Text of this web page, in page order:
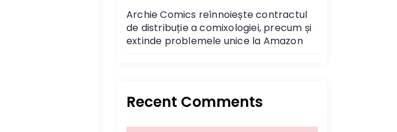
Archie Comics reînnoiește contractul
de distribuție a comixologiei, precum și
extinde problemele unice la Amazon
Recent Comments